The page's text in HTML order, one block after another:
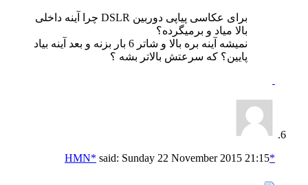
برای عکاسی پیاپی دوربین DSLR چرا آینه داخلی
بالا میاد و برمیگرده؟
نمیشه آینه بره بالا و شاتر 6 بار بزنه و بعد آینه بیاد
پایین؟ که سرعتش بالاتر بشه ؟
*HMN*
said: Sunday 22 November 2015 21:15